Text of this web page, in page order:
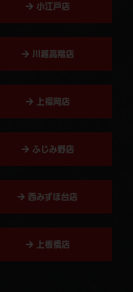
小江戸店
川越高階店
上福岡店
ふじみ野店
西みずほ台店
上板橋店